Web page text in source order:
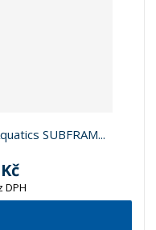
SUBFRAM...
DPH